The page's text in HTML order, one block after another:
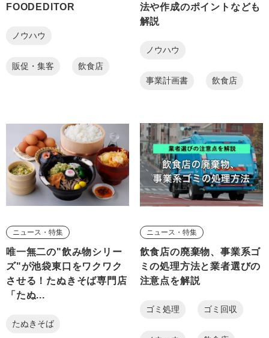
FOODEDITOR
ノウハウ
販促・集客 飲食店
法や作成のポイントなども
解説
ノウハウ
事業計画書 飲食店
ニュース・特集
唯一無二の"飲み物シリー
ズ"が池袋東口をワクワク
させる！たぬきそば専門店
「たぬ...
たぬきそば
ニュース・特集
飲食店の廃棄物、事業系ゴ
ミの処理方法と業者選びの
注意点を解説
ゴミ処理 ゴミ回収